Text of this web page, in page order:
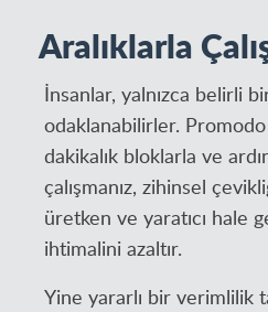
Aralıklarla
İnsanlar, yalnızca belirli
odaklanabilirler.
dakikalık bloklarla ve
çalışmanız, zihinsel
üretken ve yaratıcı hale
ihtimalini azaltır.
Yine yararlı bir verimlilik